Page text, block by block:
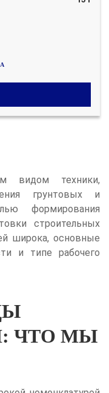
видом техники,
грунтовых и
формирования
строительных
широка, основные
и типе рабочего
ЧТО МЫ